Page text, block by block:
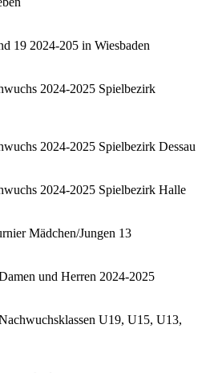
19 2024-205 in Wiesbaden
2024-2025 Spielbezirk
2024-2025 Spielbezirk Dessau
2024-2025 Spielbezirk Halle
Mädchen/Jungen 13
und Herren 2024-2025
U19, U15, U13,